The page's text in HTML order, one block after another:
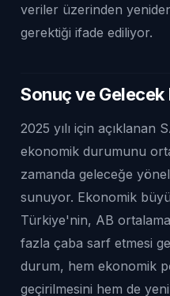
veriler üzerinden
gerektiği ifade ediliyor.
Sonuç ve
2025 yılı için açıklanan
ekonomik durumunu
zamanda geleceğe
sunuyor. Ekonomik
Türkiye'nin, AB
fazla çaba sarf etmesi
durum, hem ekonomik
geçirilmesini hem de